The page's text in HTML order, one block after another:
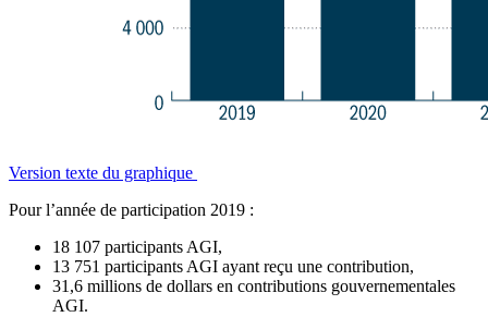
Version texte du graphique
Pour l’année de participation 2019 :
18 107 participants AGI,
13 751 participants AGI ayant reçu une contribution,
31,6 millions de dollars en contributions gouvernementales
AGI.